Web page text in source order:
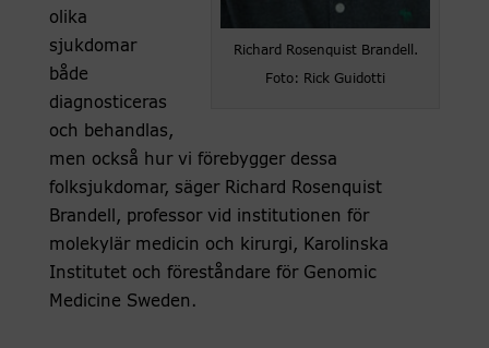
Richard Rosenquist Brandell.
Foto: Rick Guidotti
olika
sjukdomar
både
diagnosticeras
och behandlas,
men också hur vi förebygger dessa
folksjukdomar, säger Richard Rosenquist
Brandell, professor vid institutionen för
molekylär medicin och kirurgi, Karolinska
Institutet och föreståndare för Genomic
Medicine Sweden.